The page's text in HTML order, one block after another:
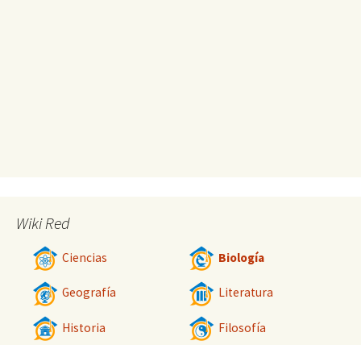
Wiki Red
Ciencias Biología
Geografía Literatura
Historia Filosofía